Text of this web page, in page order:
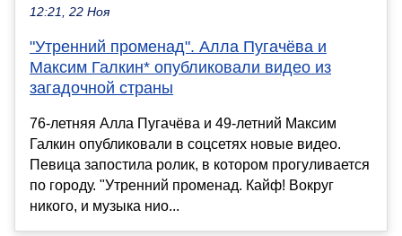
12:21, 22 Ноя
"Утренний променад". Алла Пугачёва и
Максим Галкин* опубликовали видео из
загадочной страны
76-летняя Алла Пугачёва и 49-летний Максим
Галкин опубликовали в соцсетях новые видео.
Певица запостила ролик, в котором прогуливается
по городу. "Утренний променад. Кайф! Вокруг
никого, и музыка нио...